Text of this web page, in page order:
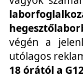
végén a
utólagos
18 órától a